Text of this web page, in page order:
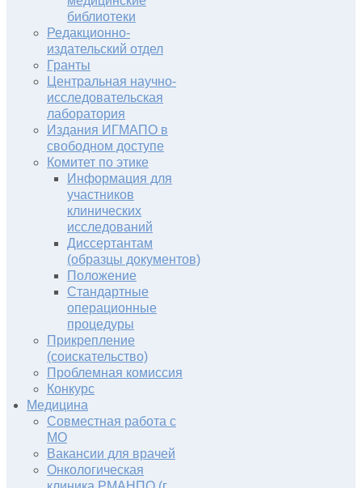
библиотеки
Редакционно-
издательский отдел
Гранты
Центральная научно-
исследовательская
лаборатория
Издания ИГМАПО в
свободном доступе
Комитет по этике
Информация для
участников
клинических
исследований
Диссертантам
(образцы документов)
Положение
Стандартные
операционные
процедуры
Прикрепление
(соискательство)
Проблемная комиссия
Конкурс
Медицина
Совместная работа с
МО
Вакансии для врачей
Онкологическая